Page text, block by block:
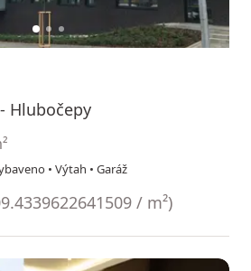
12 3
Hlubočepy
• Výtah • Garáž
/ m²)